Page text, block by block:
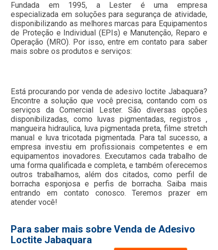
Fundada em 1995, a Lester é uma empresa
especializada em soluções para segurança de atividade,
disponibilizando as melhores marcas para Equipamentos
de Proteção e Individual (EPIs) e Manutenção, Reparo e
Operação (MRO). Por isso, entre em contato para saber
mais sobre os produtos e serviços:
Está procurando por venda de adesivo loctite Jabaquara?
Encontre a solução que você precisa, contando com os
serviços da Comercial Lester. São diversas opções
disponibilizadas, como luvas pigmentadas, registros ,
mangueira hidraulica, luva pigmentada preta, filme stretch
manual e luva tricotada pigmentada. Para tal sucesso, a
empresa investiu em profissionais competentes e em
equipamentos inovadores. Executamos cada trabalho de
uma forma qualificada e completa, e também oferecemos
outros trabalhamos, além dos citados, como perfil de
borracha esponjosa e perfis de borracha. Saiba mais
entrando em contato conosco. Teremos prazer em
atender você!
Para saber mais sobre Venda de Adesivo
Loctite Jabaquara